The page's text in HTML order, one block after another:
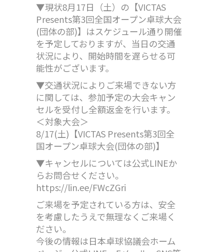
▼現状8月17日（土）の【VICTAS
Presents第3回全国オープン卓球大会
(団体の部)】はスケジュール通り開催
を予定しておりますが、当日の交通
状況により、開始時間を遅らせる可
能性がございます。
▼交通状況によりご来場できない方
に関しては、参加予定の大会キャン
セルを受付し全額返金を行います。
＜対象大会＞
8/17(土)【VICTAS Presents第3回全
国オープン卓球大会(団体の部)】
▼キャンセルについては公式LINEか
らお問合せください。
https://lin.ee/FWcZGri
ご来場を予定されている方は、安全
を考慮したうえで無理なくご来場く
ださい。
今後の情報は日本卓球協議会ホーム